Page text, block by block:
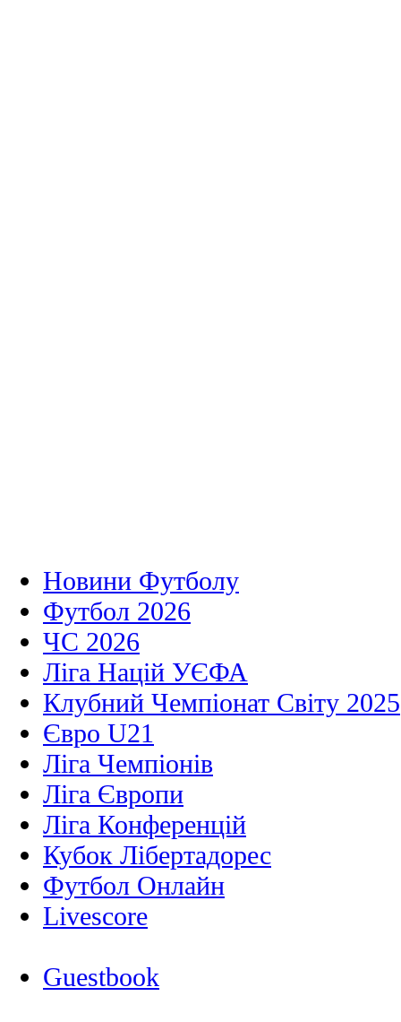
Новини Футболу
Футбол 2026
ЧС 2026
Ліга Націй УЄФА
Клубний Чемпіонат Світу 2025
Євро U21
Ліга Чемпіонів
Ліга Європи
Ліга Конференцій
Кубок Лібертадорес
Футбол Онлайн
Livescore
Guestbook